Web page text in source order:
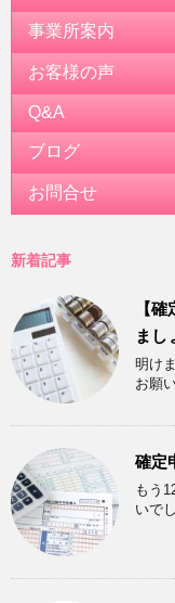
事業所案内
お客様の声
Q&A
ブログ
お問合せ
新着記事
【
まし
明け
お願
確定
もう
いで